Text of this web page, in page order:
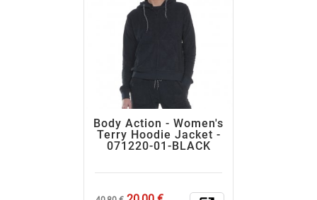
Body Action - Women's
Terry Hoodie Jacket -
071220-01-ΒLΑCΚ